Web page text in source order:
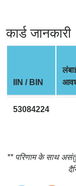
BIN
Checker
BIN
Generator
from
Credit
कार्ड जानकारी
IIN / BIN
53084224
** परिणाम के साथ